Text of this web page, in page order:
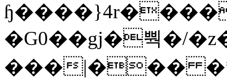
�G0��gj�뿩�/
���|���